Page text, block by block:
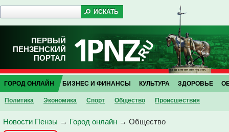
ПЕРВЫЙ
ПЕНЗЕНСКИЙ
ПОРТАЛ
ГОРОД ОНЛАЙН
Политика Экономика Спорт Общество Проиcшествия
БИЗНЕС И ФИНАНСЫ КУЛЬТУРА ЗДОРОВЬЕ
Новости Пензы → Город онлайн → Общество